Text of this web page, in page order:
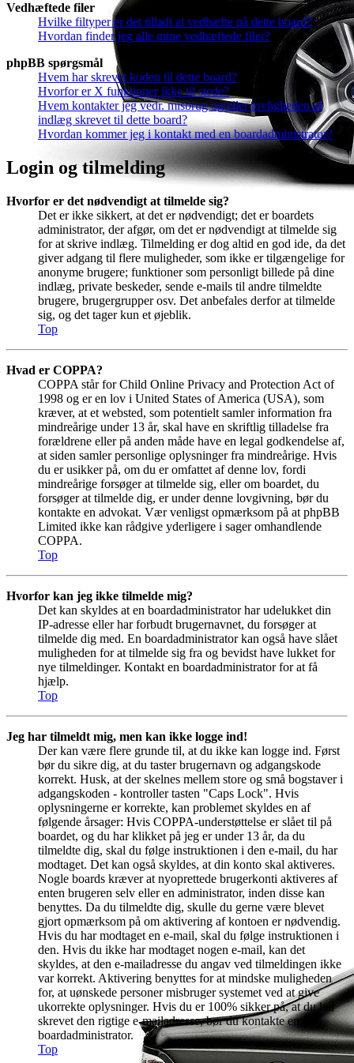
Vedhæftede filer
Hvilke filtyper er det tilladt at vedhæfte på dette board?
Hvordan finder jeg alle mine vedhæftede filer?
phpBB spørgsmål
Hvem har skrevet koden til dette board?
Hvorfor er X funktioner ikke til stede?
Hvem kontakter jeg vedr. misbrug og/eller lovligheden af
indlæg skrevet til dette board?
Hvordan kommer jeg i kontakt med en boardadministrator?
Login og tilmelding
Hvorfor er det nødvendigt at tilmelde sig?
Det er ikke sikkert, at det er nødvendigt; det er boardets
administrator, der afgør, om det er nødvendigt at tilmelde sig
for at skrive indlæg. Tilmelding er dog altid en god ide, da det
giver adgang til flere muligheder, som ikke er tilgængelige for
anonyme brugere; funktioner som personligt billede på dine
indlæg, private beskeder, sende e-mails til andre tilmeldte
brugere, brugergrupper osv. Det anbefales derfor at tilmelde
sig, og det tager kun et øjeblik.
Top
Hvad er COPPA?
COPPA står for Child Online Privacy and Protection Act of
1998 og er en lov i United States of America (USA), som
kræver, at et websted, som potentielt samler information fra
mindreårige under 13 år, skal have en skriftlig tilladelse fra
forældrene eller på anden måde have en legal godkendelse af,
at siden samler personlige oplysninger fra mindreårige. Hvis
du er usikker på, om du er omfattet af denne lov, fordi
mindreårige forsøger at tilmelde sig, eller om boardet, du
forsøger at tilmelde dig, er under denne lovgivning, bør du
kontakte en advokat. Vær venligst opmærksom på at phpBB
Limited ikke kan rådgive yderligere i sager omhandlende
COPPA.
Top
Hvorfor kan jeg ikke tilmelde mig?
Det kan skyldes at en boardadministrator har udelukket din
IP-adresse eller har forbudt brugernavnet, du forsøger at
tilmelde dig med. En boardadministrator kan også have slået
muligheden for at tilmelde sig fra og bevidst have lukket for
nye tilmeldinger. Kontakt en boardadministrator for at få
hjælp.
Top
Jeg har tilmeldt mig, men kan ikke logge ind!
Der kan være flere grunde til, at du ikke kan logge ind. Først
bør du sikre dig, at du taster brugernavn og adgangskode
korrekt. Husk, at der skelnes mellem store og små bogstaver i
adgangskoden - kontroller tasten "Caps Lock". Hvis
oplysningerne er korrekte, kan problemet skyldes en af
følgende årsager: Hvis COPPA-understøttelse er slået til på
boardet, og du har klikket på jeg er under 13 år, da du
tilmeldte dig, skal du følge instruktionen i den e-mail, du har
modtaget. Det kan også skyldes, at din konto skal aktiveres.
Nogle boards kræver at nyoprettede brugerkonti aktiveres af
enten brugeren selv eller en administrator, inden disse kan
benyttes. Da du tilmeldte dig, skulle du gerne være blevet
gjort opmærksom på om aktivering af kontoen er nødvendig.
Hvis du har modtaget en e-mail, skal du følge instruktionen i
den. Hvis du ikke har modtaget nogen e-mail, kan det
skyldes, at den e-mailadresse du angav ved tilmeldingen ikke
var korrekt. Aktivering benyttes for at mindske muligheden
for, at uønskede personer misbruger systemet ved at give
ukorrekte oplysninger. Hvis du er 100% sikker på, at du har
skrevet den rigtige e-mailadresse, bør du kontakte en
boardadministrator.
Top